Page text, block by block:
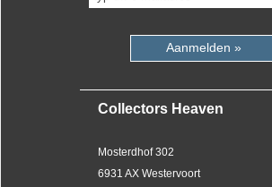
Aanmelden »
Collectors Heaven
Mosterdhof 302
6931 AX Westervoort